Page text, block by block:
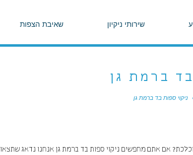
שירותי ניקיון שאיבת הצפות
ברמת גן
ניקוי ספות בד ברמת גן
אם אתם מחפשים ניקוי ספות בד ברמת גן אנחנו נדאג שתצאו